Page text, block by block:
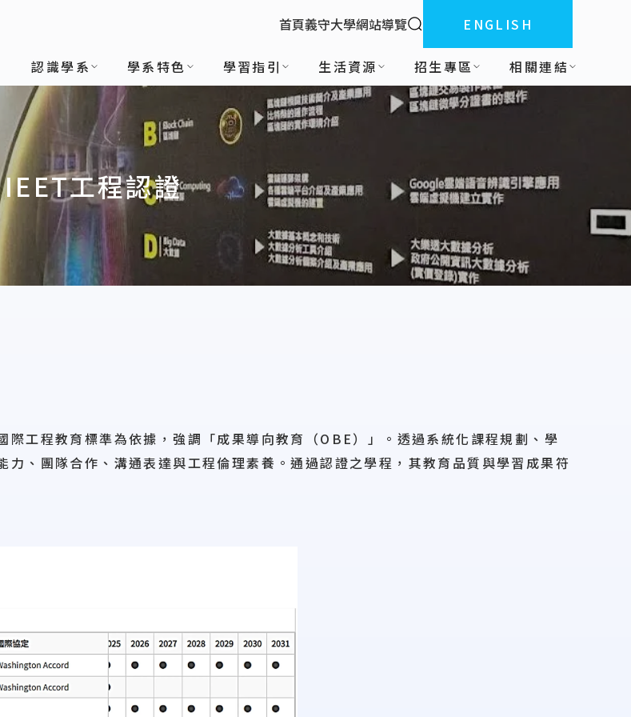
:::
首頁義守大學網站導覽 全站搜索ENGLISH
認識學系 學系特色 學習指引 生活資源 招生專區 相關連結
IEET工程認證
際工程教育標準為依據，強調「成果導向教育（OBE） 」。透過系統化課程規劃、學
、團隊合作、溝通表達與工程倫理素養。通過認證之學程，其教育品質與學習成果符